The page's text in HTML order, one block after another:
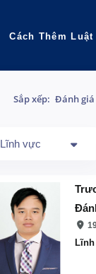
Cách Thêm
Sắp xếp: Đánh
Lĩnh vực